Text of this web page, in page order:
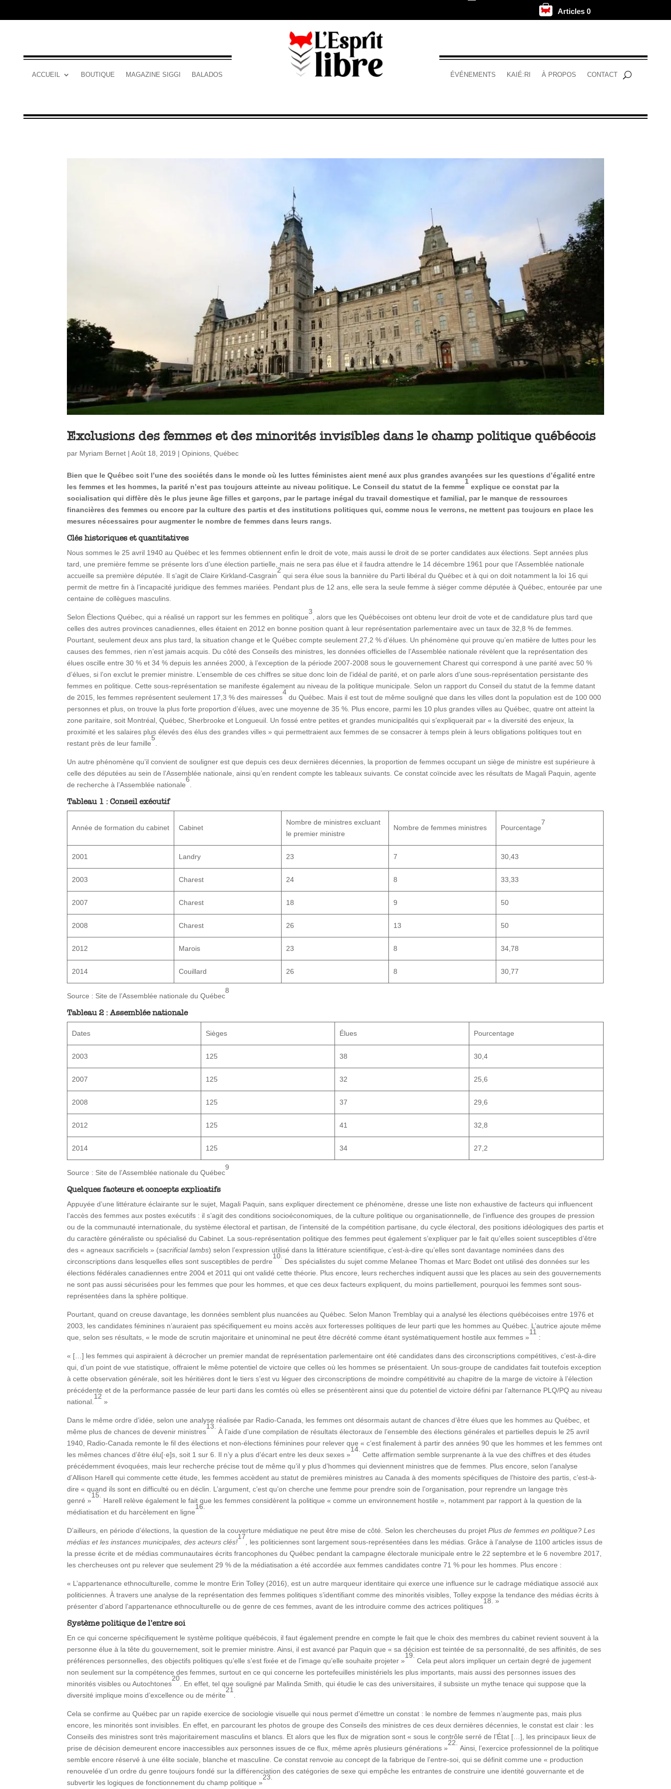
. Articles 0
ACCUEIL BOUTIQUE MAGAZINE SIGGI BALADOS ÉVÉNEMENTS KAIÉ:RI À PROPOS CONTACT
Exclusions des femmes et des minorités invisibles dans le champ politique québécois
par Myriam Bernet |Août 18, 2019 |Opinions ,Québec
Bien que le Québec soit l’une des sociétés dans le monde où les luttes féministes aient mené aux plus grandes avancées sur les questions d’égalité entre
les femmes et les hommes, la parité n’est pas toujours atteinte au niveau politique. Le Conseil du statut de la femme
1
explique ce constat par la
socialisation qui diffère dès le plus jeune âge filles et garçons, par le partage inégal du travail domestique et familial, par le manque de ressources
financières des femmes ou encore par la culture des partis et des institutions politiques qui, comme nous le verrons, ne mettent pas toujours en place les
mesures nécessaires pour augmenter le nombre de femmes dans leurs rangs.
Clés historiques et quantitatives
Nous sommes le 25 avril 1940 au Québec et les femmes obtiennent enfin le droit de vote, mais aussi le droit de se porter candidates aux élections. Sept années plus
tard, une première femme se présente lors d’une élection partielle, mais ne sera pas élue et il faudra attendre le 14 décembre 1961 pour que l’Assemblée nationale
accueille sa première députée. Il s’agit de Claire Kirkland-Casgrain
2
qui sera élue sous la bannière du Parti libéral du Québec et à qui on doit notamment la loi 16 qui
permit de mettre fin à l’incapacité juridique des femmes mariées. Pendant plus de 12 ans, elle sera la seule femme à siéger comme députée à Québec, entourée par une
centaine de collègues masculins.
Selon Élections Québec, qui a réalisé un rapport sur les femmes en politique
3
, alors que les Québécoises ont obtenu leur droit de vote et de candidature plus tard que
celles des autres provinces canadiennes, elles étaient en 2012 en bonne position quant à leur représentation parlementaire avec un taux de 32,8 % de femmes.
Pourtant, seulement deux ans plus tard, la situation change et le Québec compte seulement 27,2 % d’élues. Un phénomène qui prouve qu’en matière de luttes pour les
causes des femmes, rien n’est jamais acquis. Du côté des Conseils des ministres, les données officielles de l’Assemblée nationale révèlent que la représentation des
élues oscille entre 30 % et 34 % depuis les années 2000, à l’exception de la période 2007-2008 sous le gouvernement Charest qui correspond à une parité avec 50 %
d’élues, si l’on exclut le premier ministre. L’ensemble de ces chiffres se situe donc loin de l’idéal de parité, et on parle alors d’une sous-représentation persistante des
femmes en politique. Cette sous-représentation se manifeste également au niveau de la politique municipale. Selon un rapport du Conseil du statut de la femme datant
de 2015, les femmes représentent seulement 17,3 % des mairesses
4
du Québec. Mais il est tout de même souligné que dans les villes dont la population est de 100 000
personnes et plus, on trouve la plus forte proportion d’élues, avec une moyenne de 35 %. Plus encore, parmi les 10 plus grandes villes au Québec, quatre ont atteint la
zone paritaire, soit Montréal, Québec, Sherbrooke et Longueuil. Un fossé entre petites et grandes municipalités qui s’expliquerait par « la diversité des enjeux, la
proximité et les salaires plus élevés des élus des grandes villes » qui permettraient aux femmes de se consacrer à temps plein à leurs obligations politiques tout en
restant près de leur famille
5
Un autre phénomène qu’il convient de souligner est que depuis ces deux dernières décennies, la proportion de femmes occupant un siège de ministre est supérieure à
celle des députées au sein de l’Assemblée nationale, ainsi qu’en rendent compte les tableaux suivants. Ce constat coïncide avec les résultats de Magali Paquin, agente
de recherche à l’Assemblée nationale
6
Tableau 1 : Conseil exécutif
Année de formation du cabinet Cabinet
Nombre de ministres excluant
le premier ministre
Nombre de femmes ministres Pourcentage
7
2001 Landry 23 7 30,43
2003 Charest 24 8 33,33
2007 Charest 18 9 50
2008 Charest 26 13 50
2012 Marois 23 8 34,78
2014 Couillard 26 8 30,77
Source : Site de l’Assemblée nationale du Québec
8
Tableau 2 : Assemblée nationale
Dates Sièges Élues Pourcentage
2003 125 38 30,4
2007 125 32 25,6
2008 125 37 29,6
2012 125 41 32,8
2014 125 34 27,2
Source : Site de l’Assemblée nationale du Québec
9
Quelques facteurs et concepts explicatifs
Appuyée d’une littérature éclairante sur le sujet, Magali Paquin, sans expliquer directement ce phénomène, dresse une liste non exhaustive de facteurs qui influencent
l’accès des femmes aux postes exécutifs : il s’agit des conditions socioéconomiques, de la culture politique ou organisationnelle, de l’influence des groupes de pression
ou de la communauté internationale, du système électoral et partisan, de l’intensité de la compétition partisane, du cycle électoral, des positions idéologiques des partis et
du caractère généraliste ou spécialisé du Cabinet. La sous-représentation politique des femmes peut également s’expliquer par le fait qu’elles soient susceptibles d’être
des « agneaux sacrificiels » (sacrificial lambs) selon l’expression utilisé dans la littérature scientifique, c’est-à-dire qu’elles sont davantage nominées dans des
circonscriptions dans lesquelles elles sont susceptibles de perdre
10.
Des spécialistes du sujet comme Melanee Thomas et Marc Bodet ont utilisé des données sur les
élections fédérales canadiennes entre 2004 et 2011 qui ont validé cette théorie. Plus encore, leurs recherches indiquent aussi que les places au sein des gouvernements
ne sont pas aussi sécurisées pour les femmes que pour les hommes, et que ces deux facteurs expliquent, du moins partiellement, pourquoi les femmes sont sous-
représentées dans la sphère politique.
Pourtant, quand on creuse davantage, les données semblent plus nuancées au Québec. Selon Manon Tremblay qui a analysé les élections québécoises entre 1976 et
2003, les candidates féminines n’auraient pas spécifiquement eu moins accès aux forteresses politiques de leur parti que les hommes au Québec. L’autrice ajoute même
que, selon ses résultats, « le mode de scrutin majoritaire et uninominal ne peut être décrété comme étant systématiquement hostile aux femmes »
11
:
« […] les femmes qui aspiraient à décrocher un premier mandat de représentation parlementaire ont été candidates dans des circonscriptions compétitives, c’est-à-dire
qui, d’un point de vue statistique, offraient le même potentiel de victoire que celles où les hommes se présentaient. Un sous-groupe de candidates fait toutefois exception
à cette observation générale, soit les héritières dont le tiers s’est vu léguer des circonscriptions de moindre compétitivité au chapitre de la marge de victoire à l’élection
précédente et de la performance passée de leur parti dans les comtés où elles se présentèrent ainsi que du potentiel de victoire défini par l’alternance PLQ/PQ au niveau
national.
12
»
Dans le même ordre d’idée, selon une analyse réalisée par Radio-Canada, les femmes ont désormais autant de chances d’être élues que les hommes au Québec, et
même plus de chances de devenir ministres
13.
À l’aide d’une compilation de résultats électoraux de l’ensemble des élections générales et partielles depuis le 25 avril
1940, Radio-Canada remonte le fil des élections et non-élections féminines pour relever que « c’est finalement à partir des années 90 que les hommes et les femmes ont
les mêmes chances d’être élu[·e]s, soit 1 sur 6. Il n’y a plus d’écart entre les deux sexes »
14.
Cette affirmation semble surprenante à la vue des chiffres et des études
précédemment évoquées, mais leur recherche précise tout de même qu’il y plus d’hommes qui deviennent ministres que de femmes. Plus encore, selon l’analyse
d’Allison Harell qui commente cette étude, les femmes accèdent au statut de premières ministres au Canada à des moments spécifiques de l’histoire des partis, c’est-à-
dire « quand ils sont en difficulté ou en déclin. L’argument, c’est qu’on cherche une femme pour prendre soin de l’organisation, pour reprendre un langage très
genré »
15.
Harell relève également le fait que les femmes considèrent la politique « comme un environnement hostile », notamment par rapport à la question de la
médiatisation et du harcèlement en ligne
16.
D’ailleurs, en période d’élections, la question de la couverture médiatique ne peut être mise de côté. Selon les chercheuses du projetPlus de femmes en politique? Les
médias et les instances municipales, des acteurs clés!
17
les politiciennes sont largement sous-représentées dans les médias. Grâce à l’analyse de 1100 articles issus de
la presse écrite et de médias communautaires écrits francophones du Québec pendant la campagne électorale municipale entre le 22 septembre et le 6 novembre 2017,
les chercheuses ont pu relever que seulement 29 % de la médiatisation a été accordée aux femmes candidates contre 71 % pour les hommes. Plus encore :
« L’appartenance ethnoculturelle, comme le montre Erin Tolley (2016), est un autre marqueur identitaire qui exerce une influence sur le cadrage médiatique associé aux
politiciennes. À travers une analyse de la représentation des femmes politiques s’identifiant comme des minorités visibles, Tolley expose la tendance des médias écrits à
présenter d’abord l’appartenance ethnoculturelle ou de genre de ces femmes, avant de les introduire comme des actrices politiques
18. »
Système politique de l’entre soi
En ce qui concerne spécifiquement le système politique québécois, il faut également prendre en compte le fait que le choix des membres du cabinet revient souvent à la
personne élue à la tête du gouvernement, soit le premier ministre. Ainsi, il est avancé par Paquin que « sa décision est teintée de sa personnalité, de ses affinités, de ses
préférences personnelles, des objectifs politiques qu’elle s’est fixée et de l’image qu’elle souhaite projeter »
19.
Cela peut alors impliquer un certain degré de jugement
non seulement sur la compétence des femmes, surtout en ce qui concerne les portefeuilles ministériels les plus importants, mais aussi des personnes issues des
minorités visibles ou Autochtones
20
. En effet, tel que souligné par Malinda Smith, qui étudie le cas des universitaires, il subsiste un mythe tenace qui suppose que la
diversité implique moins d’excellence ou de mérite
21
Cela se confirme au Québec par un rapide exercice de sociologie visuelle qui nous permet d’émettre un constat : le nombre de femmes n’augmente pas, mais plus
encore, les minorités sont invisibles. En effet, en parcourant les photos de groupe des Conseils des ministres de ces deux dernières décennies, le constat est clair : les
Conseils des ministres sont très majoritairement masculins et blancs. Et alors que les flux de migration sont « sous le contrôle serré de l’État […], les principaux lieux de
prise de décision demeurent encore inaccessibles aux personnes issues de ce flux, même après plusieurs générations »
22.
Ainsi, l’exercice professionnel de la politique
semble encore réservé à une élite sociale, blanche et masculine. Ce constat renvoie au concept de la fabrique de l’entre-soi, qui se définit comme une « production
renouvelée d’un ordre du genre toujours fondé sur la différenciation des catégories de sexe qui empêche les entrantes de construire une identité gouvernante et de
subvertir les logiques de fonctionnement du champ politique »
23.